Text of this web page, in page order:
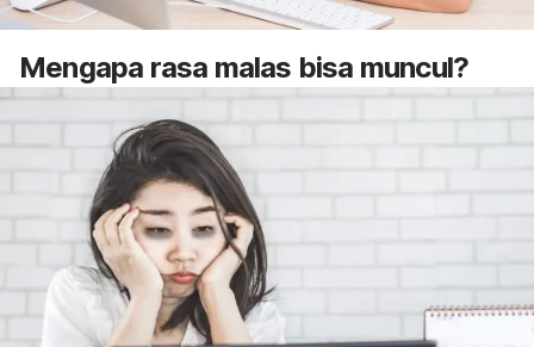
Mengapa rasa malas bisa muncul?